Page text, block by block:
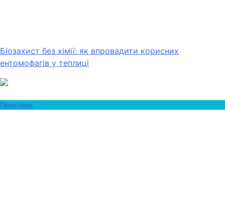
Біозахист без хімії: як впровадити корисних
ентомофагів у теплиці
Практики